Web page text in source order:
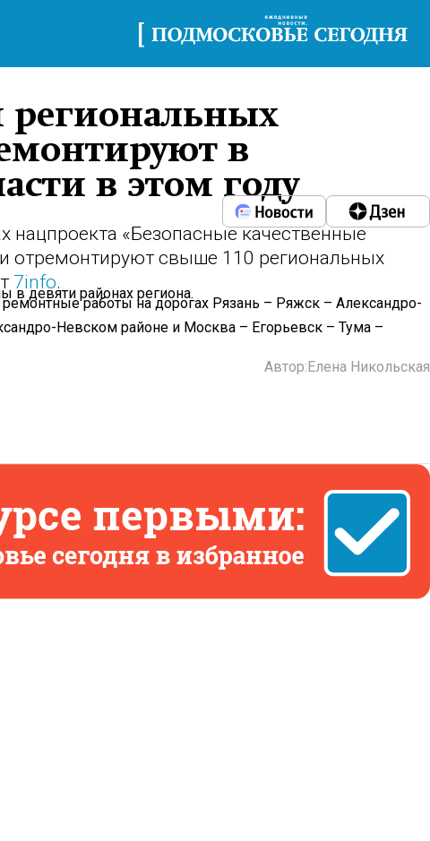
в
в этом году
нацпроекта «Безопасные качественные
отремонтируют свыше 110 региональных
7info.
в девяти районах региона.
работы на дорогах Рязань – Ряжск – Александро-
Невском районе и Москва – Егорьевск – Тума –
Автор:Елена Никольская